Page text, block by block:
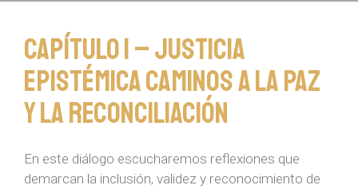
Capítulo 1 – Justicia
Epistémica Caminos a la Paz
y la Reconciliación
En este diálogo escucharemos reflexiones que
demarcan la inclusión, validez y reconocimiento de